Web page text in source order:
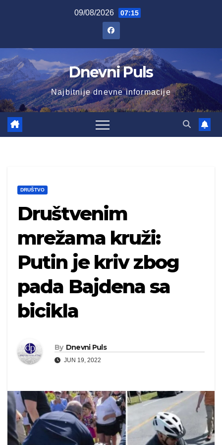
09/08/2026 07:15
Dnevni Puls
Najbitnije dnevne informacije
DRUŠTVO
Društvenim
mrežama kruži:
Putin je kriv zbog
pada Bajdena sa
bicikla
By Dnevni Puls
JUN 19, 2022